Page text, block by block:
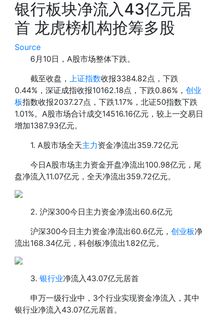
银行板块净流入43亿元居
首 龙虎榜机构抢筹多股
Source
6月10日，A股市场整体下跌。
截至收盘， 上证指数收报3384.82点，下跌
0.44%，深证成指收报10162.18点，下跌0.86%， 创业
板指数收报2037.27点，下跌1.17%，北证50指数下跌
1.01%。A股市场合计成交14516.16亿元，较上一交易日
增加1387.93亿元。
1. A股市场全天主力资金净流出359.72亿元
今日A股市场主力资金开盘净流出100.98亿元，尾
盘净流入11.07亿元，全天净流出359.72亿元。
2. 沪深300今日主力资金净流出60.6亿元
沪深300今日主力资金净流出60.6亿元， 创业板净
流出168.34亿元，科创板净流出1.82亿元。
3. 银行业净流入43.07亿元居首
申万一级行业中，3个行业实现资金净流入，其中
银行业净流入43.07亿元居首。